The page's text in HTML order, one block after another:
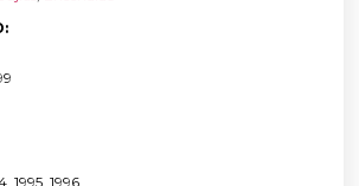
1995, 1996